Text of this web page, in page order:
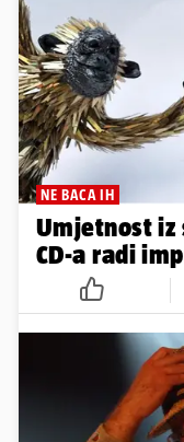
NE BACA IH
Umjetnost iz
CD-a radi